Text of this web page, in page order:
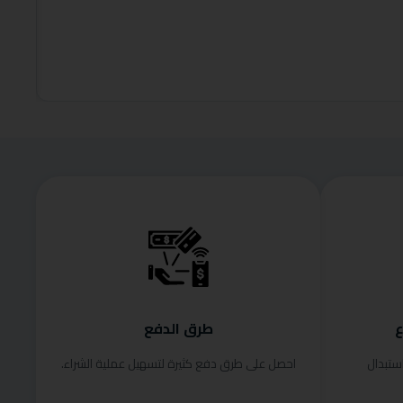
طرق الدفع
احصل على طرق دفع كثيرة لتسهيل عملية الشراء.